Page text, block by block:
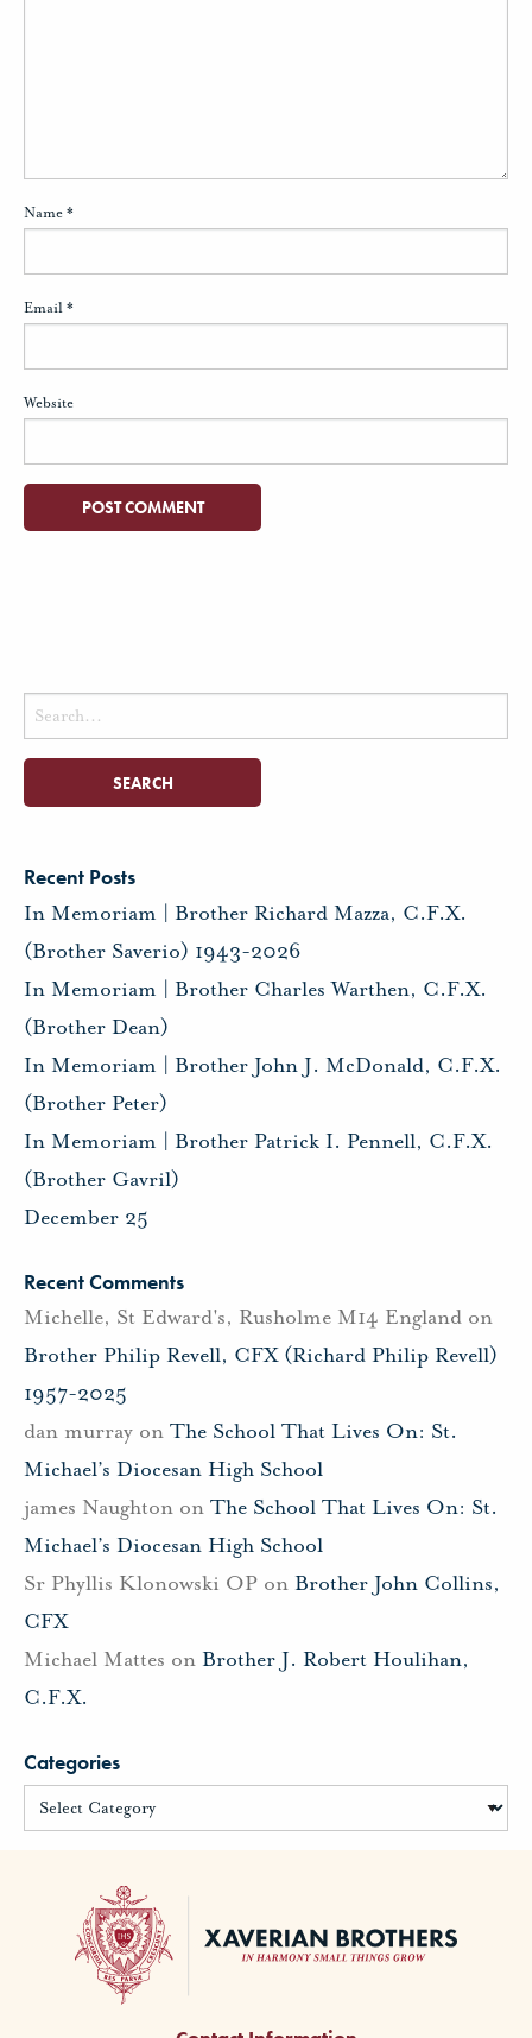
Name*
Email*
Website
Search
for:
Recent Posts
In Memoriam | Brother Richard Mazza, C.F.X.
(Brother Saverio) 1943-2026
In Memoriam | Brother Charles Warthen, C.F.X.
(Brother Dean)
In Memoriam | Brother John J. McDonald, C.F.X.
(Brother Peter)
In Memoriam | Brother Patrick I. Pennell, C.F.X.
(Brother Gavril)
December 25
Recent Comments
Michelle, St Edward's, Rusholme M14 England on
Brother Philip Revell, CFX (Richard Philip Revell)
1957-2025
dan murray on The School That Lives On: St.
Michael’s Diocesan High School
james Naughton on The School That Lives On: St.
Michael’s Diocesan High School
Sr Phyllis Klonowski OP on Brother John Collins,
CFX
Michael Mattes on Brother J. Robert Houlihan,
C.F.X.
Categories